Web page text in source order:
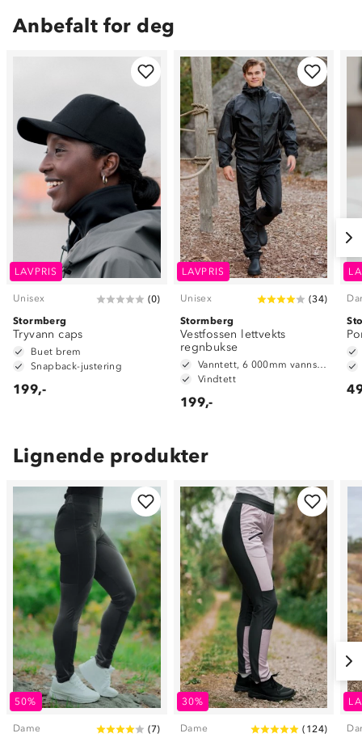
Anbefalt for deg
LAVPRIS
Unisex (0)
Stormberg
Tryvann caps
Buet brem
Snapback-justering
199,-
LAVPRIS
Unisex (34)
Stormberg
Vestfossen lettvekts
regnbukse
Vanntett, 6 000mm vannsøyle
Vindtett
199,-
Lignende produkter
50%
Dame (7)
30%
Dame ( 124)